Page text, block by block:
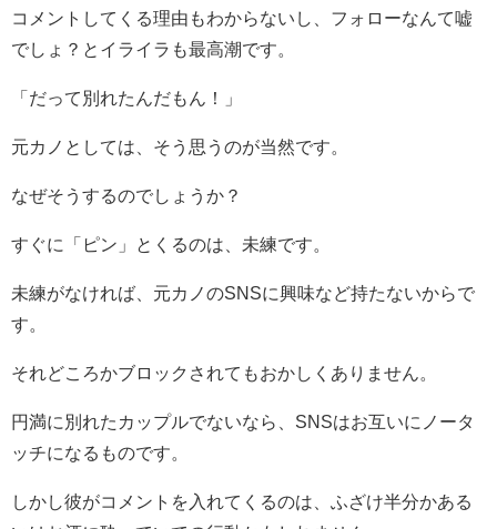
コメントしてくる理由もわからないし、フォローなんて嘘
でしょ？とイライラも最高潮です。
「だって別れたんだもん！」
元カノとしては、そう思うのが当然です。
なぜそうするのでしょうか？
すぐに「ピン」とくるのは、未練です。
未練がなければ、元カノのSNSに興味など持たないからで
す。
それどころかブロックされてもおかしくありません。
円満に別れたカップルでないなら、SNSはお互いにノータ
ッチになるものです。
しかし彼がコメントを入れてくるのは、ふざけ半分かある